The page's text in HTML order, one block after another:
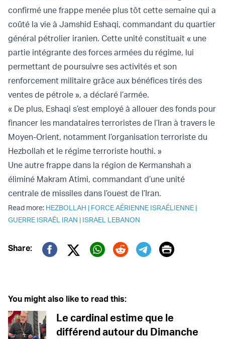
confirmé une frappe menée plus tôt cette semaine qui a
coûté la vie à Jamshid Eshaqi, commandant du quartier
général pétrolier iranien. Cette unité constituait « une
partie intégrante des forces armées du régime, lui
permettant de poursuivre ses activités et son
renforcement militaire grâce aux bénéfices tirés des
ventes de pétrole », a déclaré l’armée.
« De plus, Eshaqi s’est employé à allouer des fonds pour
financer les mandataires terroristes de l’Iran à travers le
Moyen-Orient, notamment l’organisation terroriste du
Hezbollah et le régime terroriste houthi. »
Une autre frappe dans la région de Kermanshah a
éliminé Makram Atimi, commandant d’une unité
centrale de missiles dans l’ouest de l’Iran.
Read more: HEZBOLLAH | FORCE AÉRIENNE ISRAÉLIENNE |
GUERRE ISRAËL IRAN | ISRAEL LEBANON
Share:
Twitter (X)
Print
You might also like to read this:
Le cardinal estime que le
différend autour du Dimanche